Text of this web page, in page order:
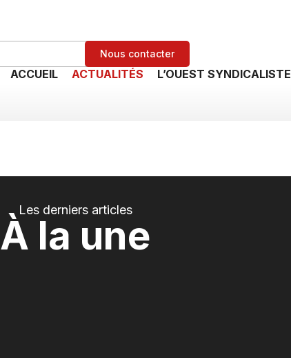
Nous contacter
ACCUEIL ACTUALITÉS L’OUEST SYNDICALISTE
Les derniers articles
À la une